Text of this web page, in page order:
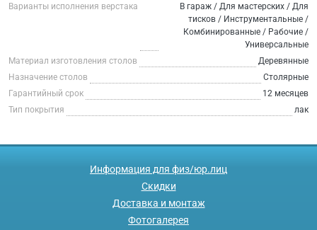
Варианты исполнения верстака
В гараж / Для мастерских / Для
тисков / Инструментальные /
Комбинированные / Рабочие /
Универсальные
Материал изготовления столов
Деревянные
Назначение столов
Столярные
Гарантийный срок
12 месяцев
Тип покрытия
лак
Информация для физ/юр.лиц
Скидки
Доставка и монтаж
Фотогалерея